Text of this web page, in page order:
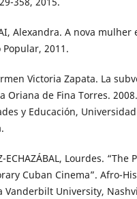
Alexandra. A nova mulher
Popular, 2011.
Victoria Zapata. La
Oriana de Fina Torres.
y Educación,
ECHAZÁBAL, Lourdes.
Cuban Cinema”. Afro-
Vanderbilt University,